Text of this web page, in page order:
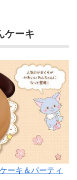
ケーキ
ーキ＆パーティ